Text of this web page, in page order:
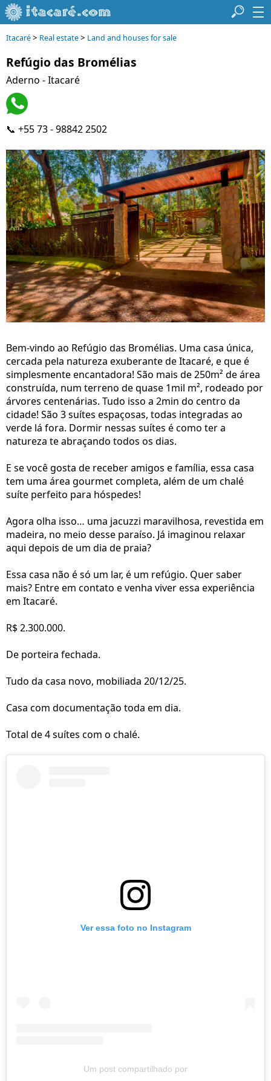
Itacaré> Real estate> Land and houses for sale
Refúgio das Bromélias
Aderno - Itacaré
📞 +55 73 - 98842 2502
Bem-vindo ao Refúgio das Bromélias. Uma casa única,
cercada pela natureza exuberante de Itacaré, e que é
simplesmente encantadora! São mais de 250m² de área
construída, num terreno de quase 1mil m², rodeado por
árvores centenárias. Tudo isso a 2min do centro da
cidade! São 3 suítes espaçosas, todas integradas ao
verde lá fora. Dormir nessas suítes é como ter a
natureza te abraçando todos os dias.
E se você gosta de receber amigos e família, essa casa
tem uma área gourmet completa, além de um chalé
suíte perfeito para hóspedes!
Agora olha isso… uma jacuzzi maravilhosa, revestida em
madeira, no meio desse paraíso. Já imaginou relaxar
aqui depois de um dia de praia?
Essa casa não é só um lar, é um refúgio. Quer saber
mais? Entre em contato e venha viver essa experiência
em Itacaré.
R$ 2.300.000.
De porteira fechada.
Tudo da casa novo, mobiliada 20/12/25.
Casa com documentação toda em dia.
Total de 4 suítes com o chalé.
Ver essa foto no Instagram
Um post compartilhado por